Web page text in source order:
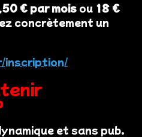
€ par mois ou 18 €
concrètement un
et sans pub.